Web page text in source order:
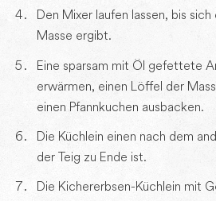
Den Mixer laufen lassen, bis
Masse ergibt.
Eine sparsam mit Öl gefettete
erwärmen, einen Löffel der
einen Pfannkuchen ausbacken.
Die Küchlein einen nach dem
der Teig zu Ende ist.
Die Kichererbsen-Küchlein mit